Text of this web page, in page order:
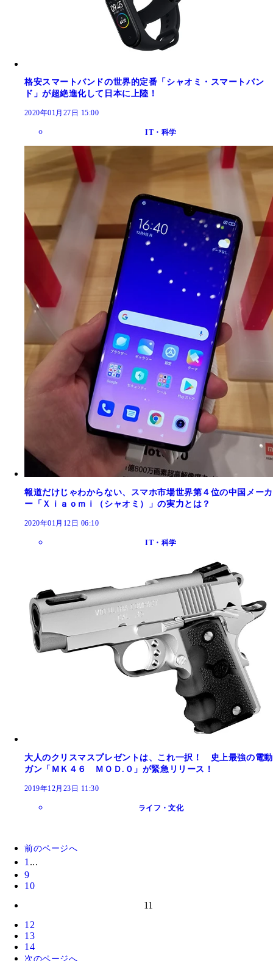
格安スマートバンドの世界的定番「シャオミ・スマートバン
ド」が超絶進化して日本に上陸！
2020年01月27日 15:00
IT・科学
報道だけじゃわからない、スマホ市場世界第４位の中国メーカ
ー「Ｘｉａｏｍｉ（シャオミ）」の実力とは？
2020年01月12日 06:10
IT・科学
大人のクリスマスプレゼントは、これ一択！ 史上最強の電動
ガン「ＭＫ４６ ＭＯＤ.０」が緊急リリース！
2019年12月23日 11:30
ライフ・文化
前のページへ
1 ...
9
10
11
12
13
14
次のページへ